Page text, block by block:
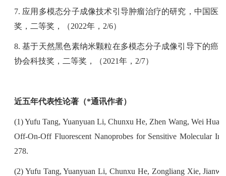
7. 应用多模态分子成像技术引导肿瘤治疗的研究，中国医
奖，二等奖，（2022年， 2/6）
8.基于天然黑色素纳米颗粒在多模态分子成像引导下的癌
协会科技奖，二等奖，（2021年， 2/7）
近五年代表性论著（*通讯作者）
(1) Yufu Tang, Yuanyuan Li, Chunxu He, Zhen Wang, Wei
Off-On-Off Fluorescent Nanoprobes for Sensitive Molecular
278.
(2) Yufu Tang, Yuanyuan Li, Chunxu He, Zongliang Xie,